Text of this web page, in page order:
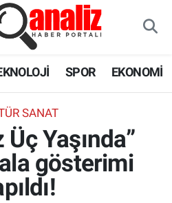
SPOR EKONOMİ
SANAT
Yaşında”
gösterimi
ve Fikstür